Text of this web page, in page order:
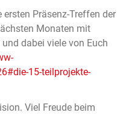
Präsenz-Treffen der
Monaten mit
dabei viele von Euch
15-teilprojekte-
Viel Freude beim